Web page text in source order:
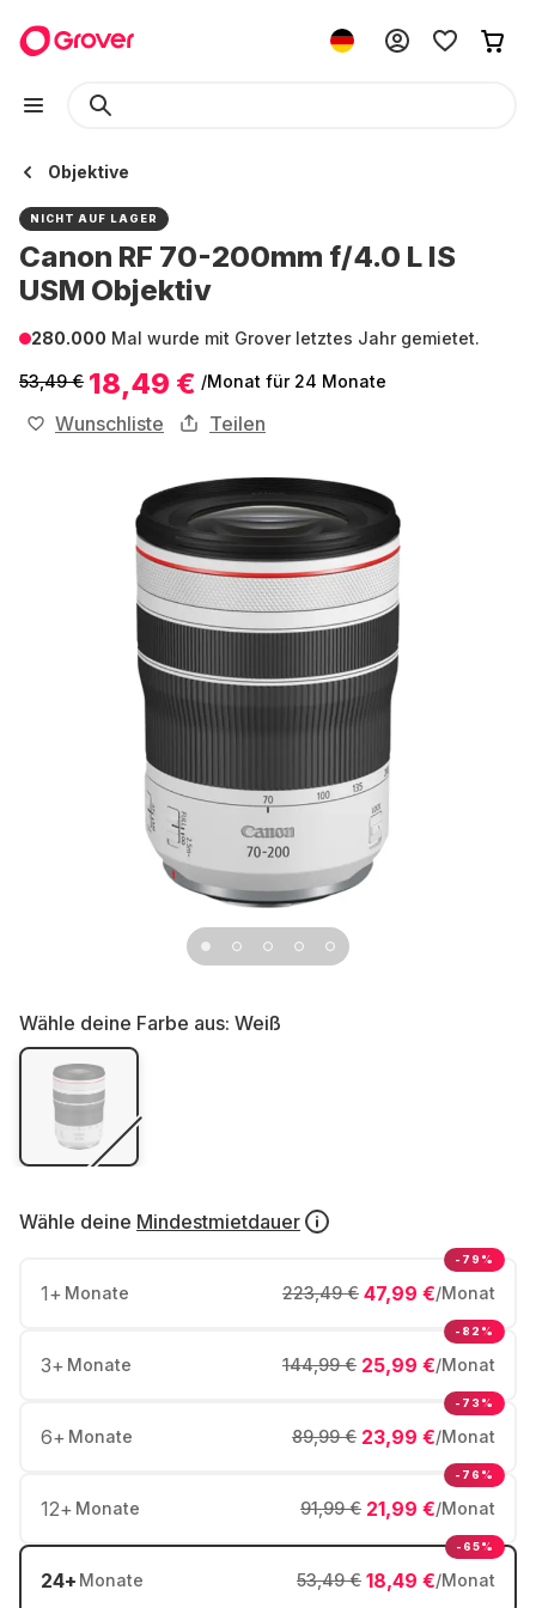
Objektive
NICHT AUF LAGER
Canon RF 70-200mm f/4.0 L IS
USM Objektiv
280.000 Mal wurde mit Grover letztes Jahr gemietet.
53,49 € 18,49 € /Monat für 24 Monate
Wunschliste Teilen
Wähle deine Farbe aus: Weiß
Wähle deine Mindestmietdauer
1+ Monate 47,99 €/Monat
223,49 €
-79%
3+ Monate 25,99 €/Monat
144,99 €
-82%
6+ Monate 23,99 €/Monat
89,99 €
-73%
12+ Monate 21,99 €/Monat
91,99 €
-76%
24+ Monate 18,49 €/Monat
53,49 €
-65%